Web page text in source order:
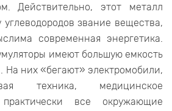
Действительно, этот металл
углеводородов звание вещества,
современная энергетика.
имеют большую емкость
На них «бегают» электромобили,
техника, медицинское
все окружающие